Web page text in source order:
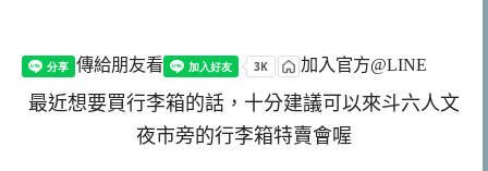
傳給朋友看 加入官方@LINE
最近想要買行李箱的話，十分建議可以來斗六人文
夜市旁的行李箱特賣會喔